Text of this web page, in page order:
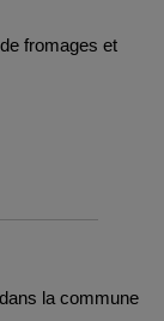
fromages et
la commune